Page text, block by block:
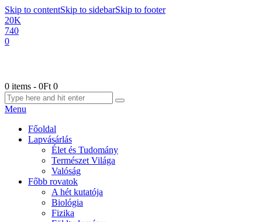
Skip to contentSkip to sidebarSkip to footer
20K
740
0
0 items - 0Ft 0
Menu
Főoldal
Lapvásárlás
Élet és Tudomány
Természet Világa
Valóság
Főbb rovatok
A hét kutatója
Biológia
Fizika